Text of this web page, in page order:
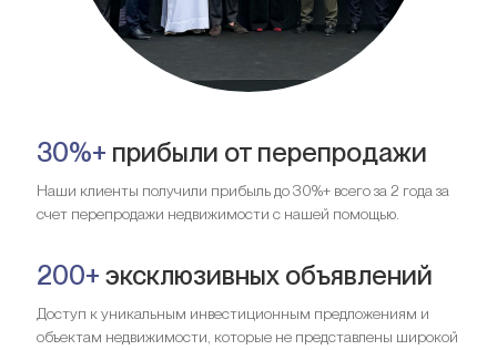
30%+ прибыли от перепродажи
Наши клиенты получили прибыль до 30%+ всего за 2 года за
счет перепродажи недвижимости с нашей помощью.
200+ эксклюзивных объявлений
Доступ к уникальным инвестиционным предложениям и
объектам недвижимости, которые не представлены широкой